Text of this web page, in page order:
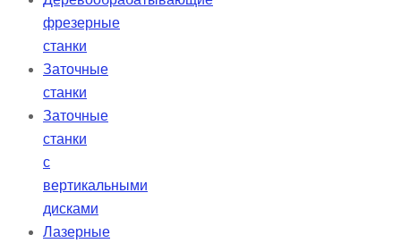
фрезерные
станки
Заточные
станки
Заточные
станки
с
вертикальными
дисками
Лазерные